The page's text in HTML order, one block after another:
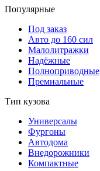
Популярные
Под заказ
Авто до 160 сил
Малолитражки
Надёжные
Полноприводные
Премиальные
Тип кузова
Универсалы
Фургоны
Автодома
Внедорожники
Компактные